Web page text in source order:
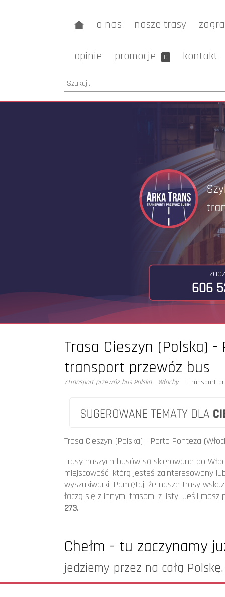
o nas nasze trasy
opinie promocje 0 kontakt
606
Trasa Cieszyn (Polska)
transport przewóz bus
/Transport przewóz bus Polska - Włochy • Transport
Może Cię zainteresować ...
Trasa Chełm (Polska) - Pedaso
Trasa Włodawa (Polska) -
Transport i przewóz busem do
Trasa Lipsko (Polska) - Goro
Trasa Żory (Polska) - Ancona
Trasa Bieruń (Polska) - Falconara
Trasa Cieszyn (Polska) - Porto Ponteza
Trasy naszych busów są skierowane do
miejscowość, którą jesteś zainteresowany
wyszukiwarki. Pamiętaj, że nasze trasy
łączą się z innymi trasami z listy. Jeśli
273.
Chełm - tu zaczynamy
jedziemy przez na całą Polskę.